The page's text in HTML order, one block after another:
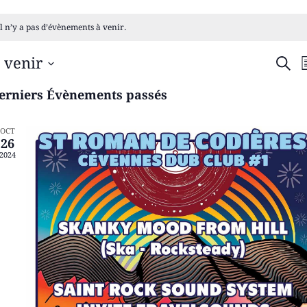
n’y a pas d’évènements à venir.
DE
venir
Évènements passés
OCT
26
2024